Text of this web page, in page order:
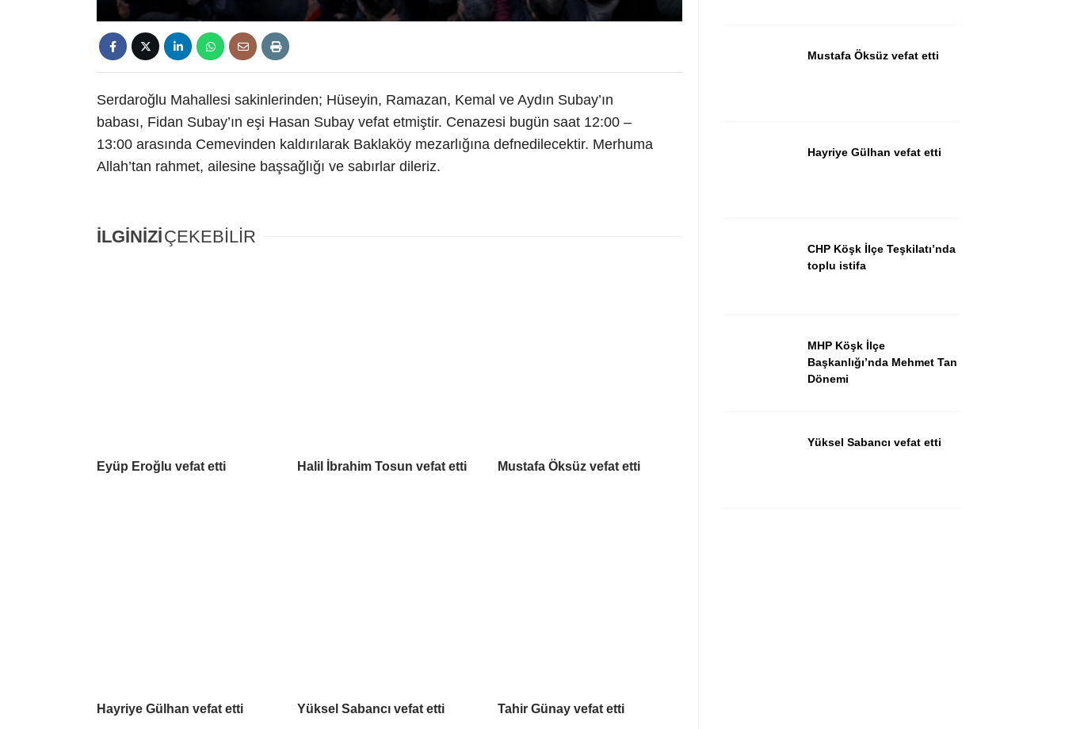
Serdaroğlu Mahallesi sakinlerinden; Hüseyin, Ramazan, Kemal ve Aydın Subay’ın
babası, Fidan Subay’ın eşi Hasan Subay vefat etmiştir. Cenazesi bugün saat 12:00 –
13:00 arasında Cemevinden kaldırılarak Baklaköy mezarlığına defnedilecektir. Merhuma
Allah’tan rahmet, ailesine başsağlığı ve sabırlar dileriz.
İLGİNİZİÇEKEBİLİR
Eyüp Eroğlu vefat etti Halil İbrahim Tosun vefat etti Mustafa Öksüz vefat etti
Hayriye Gülhan vefat etti Yüksel Sabancı vefat etti Tahir Günay vefat etti
Mustafa Öksüz vefat etti
Hayriye Gülhan vefat etti
CHP Köşk İlçe Teşkilatı’nda
toplu istifa
MHP Köşk İlçe
Başkanlığı’nda Mehmet Tan
Dönemi
Yüksel Sabancı vefat etti